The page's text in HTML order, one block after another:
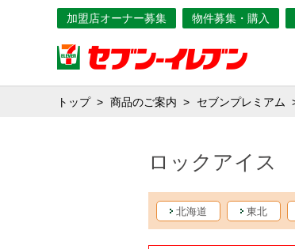
加盟店オーナー募集 物件募集・購入
トップ 商品のご案内 セブンプレミアム
ロックアイス
北海道 東北